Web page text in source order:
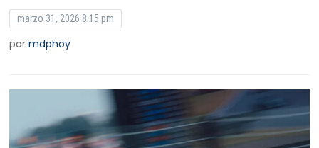
marzo 31, 2026 8:15 pm
pormdphoy